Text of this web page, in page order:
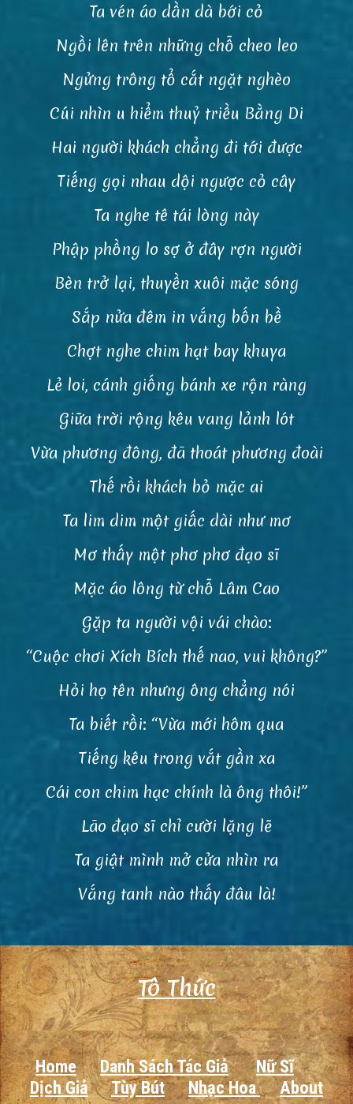
Ta vén áo dần dà bới cỏ
Ngồi lên trên những chỗ cheo leo
Ngửng trông tổ cắt ngặt nghèo
Cúi nhìn u hiểm thuỷ triều Bằng Di
Hai người khách chẳng đi tới được
Tiếng gọi nhau dội ngược cỏ cây
Ta nghe tê tái lòng này
Phập phồng lo sợ ở đây rợn người
Bèn trở lại, thuyền xuôi mặc sóng
Sắp nửa đêm in vắng bốn bề
Chợt nghe chim hạt bay khuya
Lẻ loi, cánh giống bánh xe rộn ràng
Giữa trời rộng kêu vang lảnh lót
Vừa phương đông, đã thoát phương đoài
Thế rồi khách bỏ mặc ai
Ta lim dim một giấc dài như mơ
Mơ thấy một phơ phơ đạo sĩ
Mặc áo lông từ chỗ Lâm Cao
Gặp ta người vội vái chào:
“Cuộc chơi Xích Bích thế nao, vui không?”
Hỏi họ tên nhưng ông chẳng nói
Ta biết rồi: “Vừa mới hôm qua
Tiếng kêu trong vắt gần xa
Cái con chim hạc chính là ông thôi!”
Lão đạo sĩ chỉ cười lặng lẽ
Ta giật mình mở cửa nhìn ra
Vắng tanh nào thấy đâu là!
Tô Thức
Home Danh Sách Tác Giả
Nữ Sĩ
Dịch Giả
Tùy Bút Nhạc Hoa About